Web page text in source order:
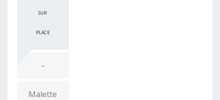
SUR
PLACE
–
Malette